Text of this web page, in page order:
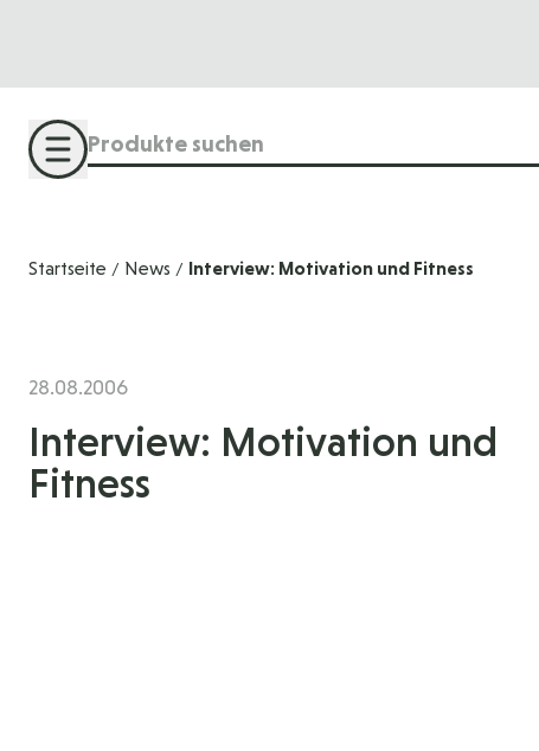
Suche
Startseite / News / Interview: Motivation und Fitness
28.08.2006
Interview: Motivation und
Fitness